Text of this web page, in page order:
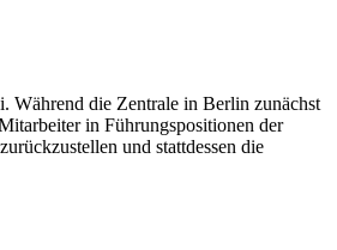
Während die Zentrale in Berlin zunächst
in Führungspositionen der
und stattdessen die